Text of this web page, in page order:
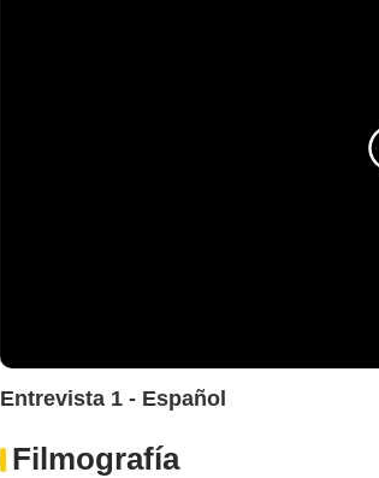
Entrevista 1 - Español
Filmografía